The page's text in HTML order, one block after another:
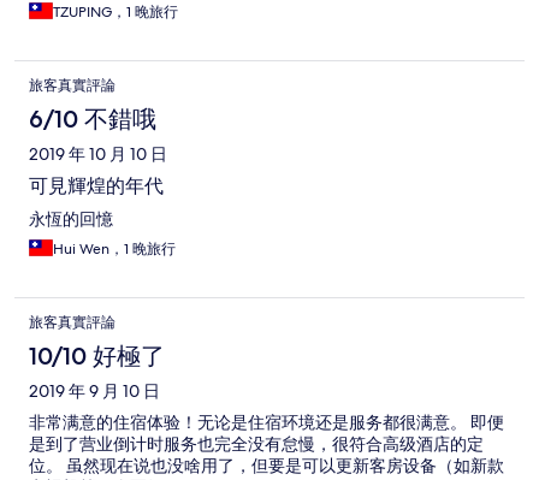
TZUPING，1 晚旅行
旅客真實評論
6/10 不錯哦
2019 年 10 月 10 日
可見輝煌的年代
永恆的回憶
Hui Wen，1 晚旅行
旅客真實評論
10/10 好極了
2019 年 9 月 10 日
非常满意的住宿体验！无论是住宿环境还是服务都很满意。 即便
是到了营业倒计时服务也完全没有怠慢，很符合高级酒店的定
位。 虽然现在说也没啥用了，但要是可以更新客房设备（如新款